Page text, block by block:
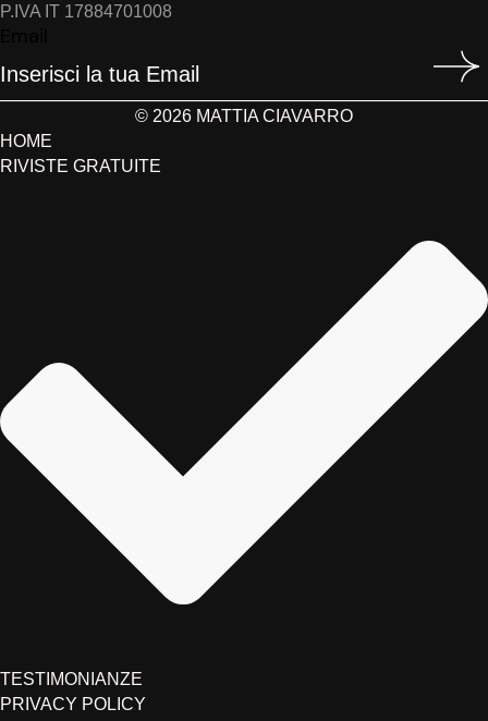
P.IVA IT 17884701008
© 2026 MATTIA CIAVARRO
HOME
RIVISTE GRATUITE
TESTIMONIANZE
PRIVACY POLICY